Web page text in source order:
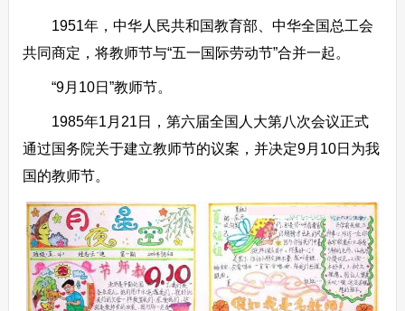
1951年，中华人民共和国教育部、中华全国总工会
共同商定，将教师节与“五一国际劳动节”合并一起。
“9月10日”教师节。
1985年1月21日，第六届全国人大第八次会议正式
通过国务院关于建立教师节的议案，并决定9月10日为我
国的教师节。